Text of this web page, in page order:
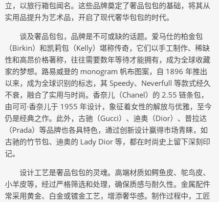
立，以旅行箱包闻名。这些品牌奠定了奢品包包的基础，将其从
实用品提升为艺术品，开启了现代奢华包包的时代。
谈及奢品包包，品牌是不可或缺的话题。爱马仕的柏金包
（Birkin）和凯莉包（Kelly）堪称传奇，它们以手工制作、稀缺
性和高昂价格著称，往往需要数年等待才能拥有，成为全球收藏
家的梦想。路易威登的 monogram 帆布图案，自 1896 年推出
以来，成为全球识别的标志，其 Speedy、Neverfull 等款式经久
不衰，融合了实用与时尚。香奈儿（Chanel）的 2.55 链条包，
由可可·香奈儿于 1955 年设计，象征着女性的解放与优雅，至今
仍是经典之作。此外，古驰（Gucci）、迪奥（Dior）、普拉达
（Prada）等品牌也各具特色，通过创新设计赢得市场青睐，如
古驰的竹节包、迪奥的 Lady Dior 等，都在时尚史上留下深刻印
记。
设计工艺是奢品包包的灵魂。高端材质如鳄鱼皮、鸵鸟皮、
小羊皮等，经过严格筛选和处理，确保质感与耐久性。金属配件
常采用黄金、白金或镀金工艺，增添奢华感。制作过程中，工匠